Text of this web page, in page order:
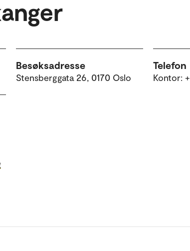
Besøksadresse
Stensberggata 26, 0170 Oslo
Telefon
Kontor: